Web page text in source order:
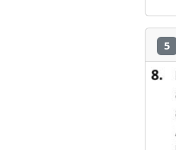
5